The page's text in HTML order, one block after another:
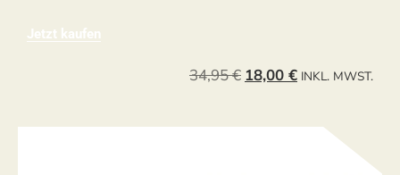
Jetzt kaufen
34,95€ 18,00 € INKL. MWST.